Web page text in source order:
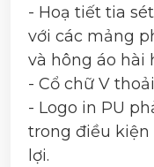
- Hoạ tiết tia
với các mảng
và hông áo hài
- Cổ chữ V
- Logo in PU
trong điều kiện
lợi.